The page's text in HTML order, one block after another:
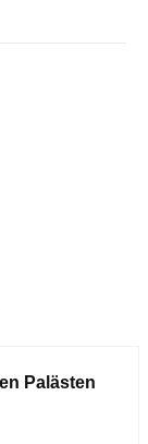
Palästen